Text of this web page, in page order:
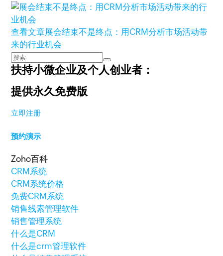
查看文章展会结束不是终点：用CRM分析市场活动带
来的行业机会
扶持小微企业及个人创业者：
提供永久免费版
立即注册
预约演示
Zoho百科
CRM系统
CRM系统价格
免费CRM系统
销售线索管理软件
销售管理系统
什么是CRM
什么是crm管理软件